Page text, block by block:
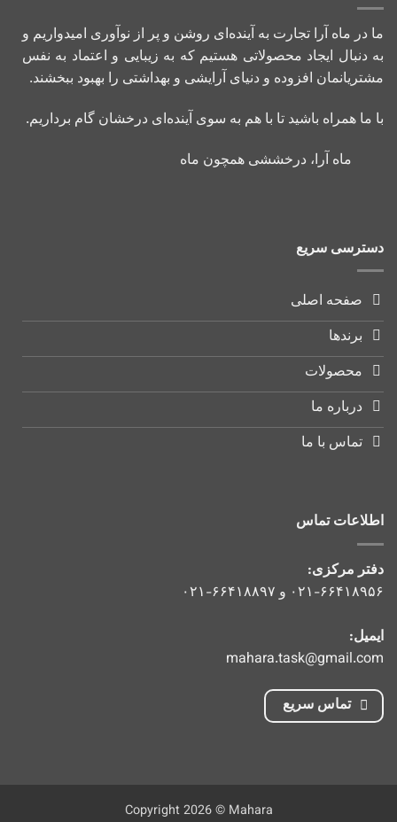
ما در ماه آرا تجارت به آینده‌ای روشن و پر از نوآوری امیدواریم و
به دنبال ایجاد محصولاتی هستیم که به زیبایی و اعتماد به نفس
مشتریانمان افزوده و دنیای آرایشی و بهداشتی را بهبود ببخشند.
با ما همراه باشید تا با هم به سوی آینده‌ای درخشان گام برداریم.
ماه آرا، درخششی همچون ماه
دسترسی سریع
صفحه اصلی
برندها
محصولات
درباره ما
تماس با ما
اطلاعات تماس
دفتر مرکزی:
۰۲۱-۶۶۴۱۸۹۵۶ و۰۲۱-۶۶۴۱۸۸۹۷
ایمیل:
mahara.task@gmail.com
تماس سریع
Copyright 2026 © Mahara